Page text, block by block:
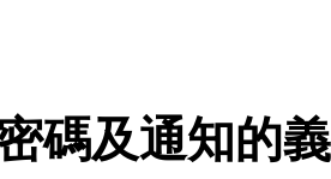
碼及通知的